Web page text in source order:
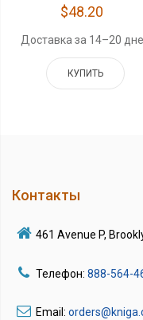
$48.20
Доставка за 14–20
КУПИТЬ
Контакты
461 Avenue P,
Телефон: 888-564-
Email: